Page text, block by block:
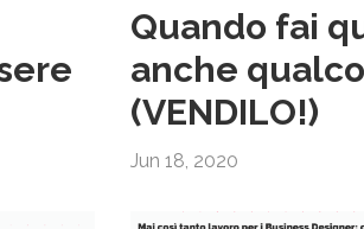
Quando fai
anche
(VENDILO!)
Jun 18, 2020